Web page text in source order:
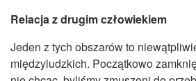
Relacja z drugim człowiekiem
Jeden z tych obszarów to
międzyludzkich. Początkowo